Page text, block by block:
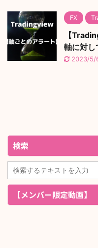
FX
【
軸に対し
2023/5/
検索
【メンバー限定動画】